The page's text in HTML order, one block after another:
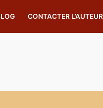
CONTACTER L’AUTEUR